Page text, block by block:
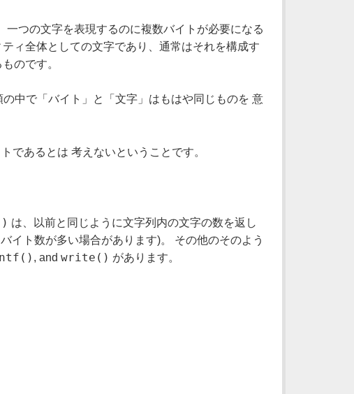
つの文字を表現するのに複数バイトが必要になる
ィ全体としての文字であり、通常はそれを構成す
のです。
中で「バイト」と「文字」はもはや同じものを 意
であるとは 考えないということです。
は、以前と同じように文字列内の文字の数を返し
イト数が多い場合があります)。 その他のそのよう
, and write() があります。